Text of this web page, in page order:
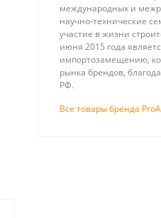
международных и
научно-технические
участие в жизни
июня 2015 года
импортозамещению,
рынка брендов,
РФ.
Все товары бренда